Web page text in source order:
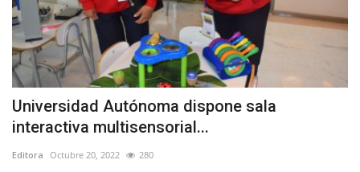
Deporte
Política
Espectáculos
Universidad Autónoma dispone sala
interactiva multisensorial...
Editora Octubre 20, 2022 280